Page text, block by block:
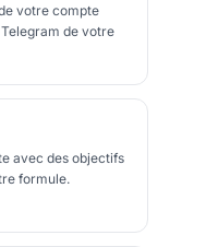
votre compte
de votre
avec des objectifs
formule.